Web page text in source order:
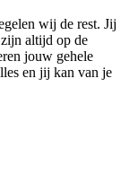
wij de rest. Jij
zijn altijd op de
jouw gehele
en jij kan van je